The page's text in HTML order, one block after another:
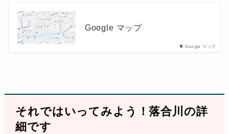
Google マップ
Google マップ
それではいってみよう！落合川の詳
細です